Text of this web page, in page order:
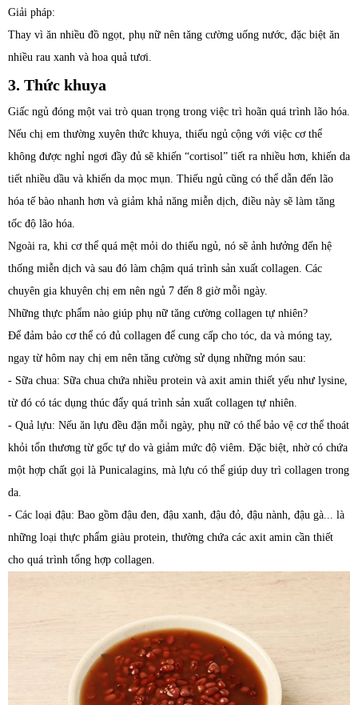
Giải pháp:
Thay vì ăn nhiều đồ ngọt, phụ nữ nên tăng cường uống nước, đặc biệt ăn
nhiều rau xanh và hoa quả tươi.
3. Thức khuya
Giấc ngủ đóng một vai trò quan trọng trong việc trì hoãn quá trình lão hóa.
Nếu chị em thường xuyên thức khuya, thiếu ngủ cộng với việc cơ thể
không được nghỉ ngơi đầy đủ sẽ khiến “cortisol” tiết ra nhiều hơn, khiến da
tiết nhiều dầu và khiến da mọc mụn. Thiếu ngủ cũng có thể dẫn đến lão
hóa tế bào nhanh hơn và giảm khả năng miễn dịch, điều này sẽ làm tăng
tốc độ lão hóa.
Ngoài ra, khi cơ thể quá mệt mỏi do thiếu ngủ, nó sẽ ảnh hưởng đến hệ
thống miễn dịch và sau đó làm chậm quá trình sản xuất collagen. Các
chuyên gia khuyên chị em nên ngủ 7 đến 8 giờ mỗi ngày.
Những thực phẩm nào giúp phụ nữ tăng cường collagen tự nhiên?
Để đảm bảo cơ thể có đủ collagen để cung cấp cho tóc, da và móng tay,
ngay từ hôm nay chị em nên tăng cường sử dụng những món sau:
- Sữa chua: Sữa chua chứa nhiều protein và axit amin thiết yếu như lysine,
từ đó có tác dụng thúc đẩy quá trình sản xuất collagen tự nhiên.
- Quả lựu: Nếu ăn lựu đều đặn mỗi ngày, phụ nữ có thể bảo vệ cơ thể thoát
khỏi tổn thương từ gốc tự do và giảm mức độ viêm. Đặc biệt, nhờ có chứa
một hợp chất gọi là Punicalagins, mà lựu có thể giúp duy trì collagen trong
da.
- Các loại đậu: Bao gồm đậu đen, đậu xanh, đậu đỏ, đậu nành, đậu gà... là
những loại thực phẩm giàu protein, thường chứa các axit amin cần thiết
cho quá trình tổng hợp collagen.